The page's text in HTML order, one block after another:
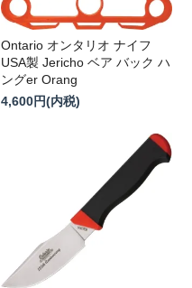
Ontario オンタリオ ナイフ
USA製 Jericho ベア バック ハ
ングer Orang
4,600円(内税)